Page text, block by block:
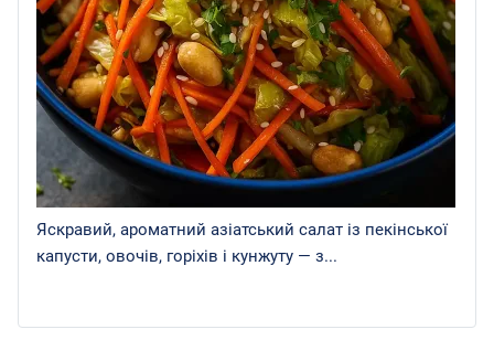
Яскравий, ароматний азіатський салат із пекінської
капусти, овочів, горіхів і кунжуту — з...